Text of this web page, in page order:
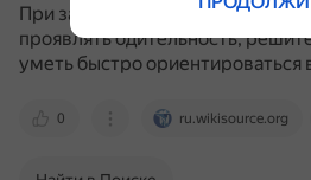
При задержании важно
проявлять бдительность,
уметь быстро ориентироваться
0 ru.wikisource.org